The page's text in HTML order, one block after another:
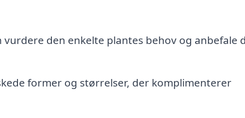
vurdere den enkelte plantes behov og anbefale
former og størrelser, der komplimenterer